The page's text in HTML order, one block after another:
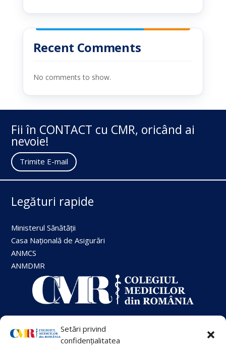
Setări privind
confidențialitatea
Recent Comments
No comments to show.
Fii în CONTACT cu CMR, oricând ai
nevoie!
Trimite E-mail
Legături rapide
Ministerul Sănătății
Casa Națională de Asigurări
ANMCS
ANMDMR
+40 21 413 88 00